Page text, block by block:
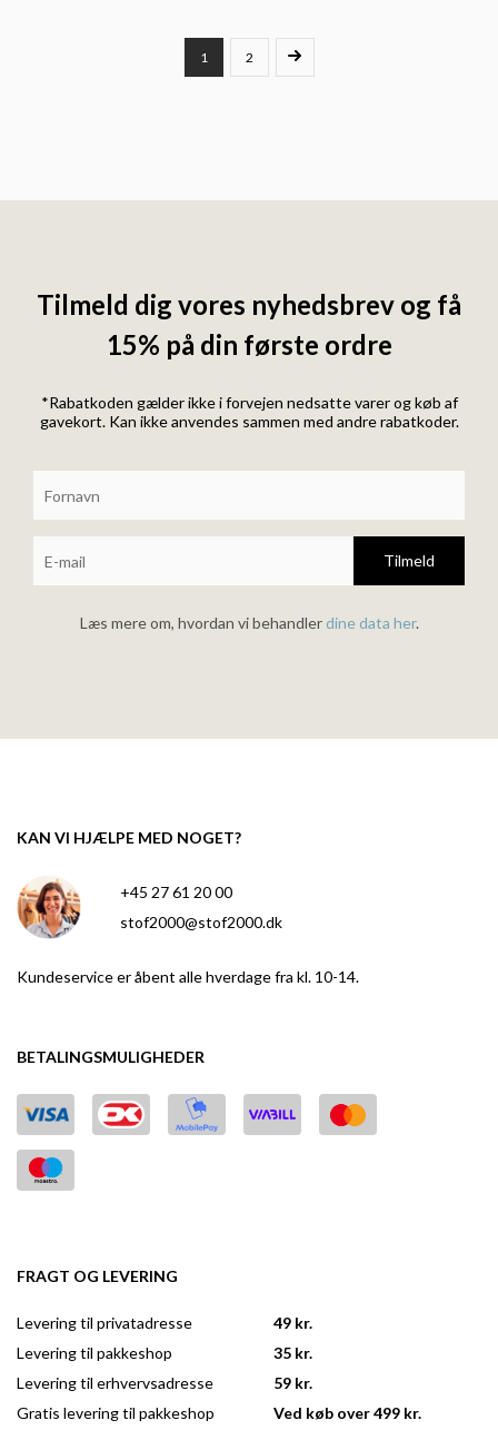
1 2
Tilmeld dig vores nyhedsbrev og få
15% på din første ordre
*Rabatkoden gælder ikke i forvejen nedsatte varer og køb af
gavekort. Kan ikke anvendes sammen med andre rabatkoder.
Tilmeld
Læs mere om, hvordan vi behandlerdine data her.
KAN VI HJÆLPE MED NOGET?
+45 27 61 20 00
stof2000@stof2000.dk
Kundeservice er åbent alle hverdage fra kl. 10-14.
BETALINGSMULIGHEDER
FRAGT OG LEVERING
Levering til privatadresse
Levering til pakkeshop
Levering til erhvervsadresse
Gratis levering til pakkeshop
49 kr.
35 kr.
59 kr.
Ved køb over 499 kr.